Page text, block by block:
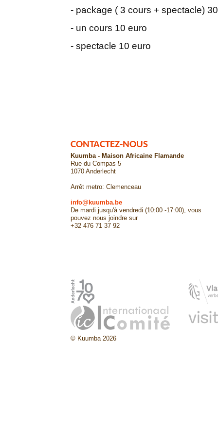
- package ( 3 cours + spectacle)
- un cours 10 euro
- spectacle 10 euro
CONTACTEZ-NOUS
Kuumba - Maison Africaine Flamande
Rue du Compas 5
1070 Anderlecht
Arrêt metro: Clemenceau
info@kuumba.be
De mardi jusqu'à vendredi (10:00 -17:00), vous
pouvez nous joindre sur
+32 476 71 37 92
© Kuumba 2026